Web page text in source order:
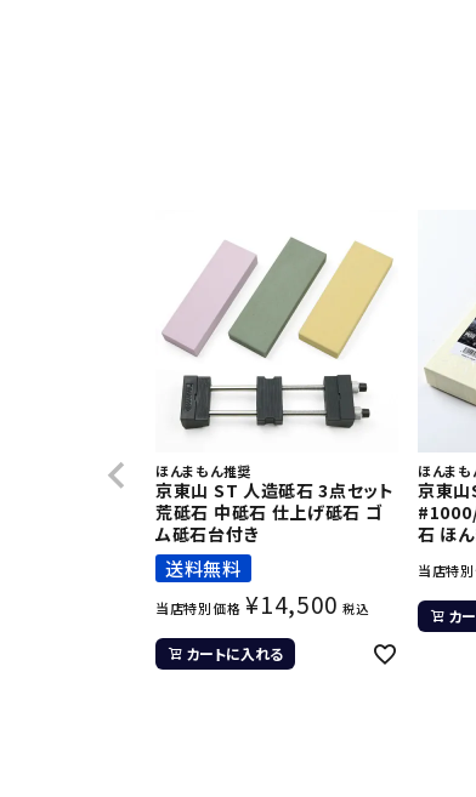
ほんまもん推奨
京東山 ST 人造砥石 3点セット
荒砥石 中砥石 仕上げ砥石 ゴ
ム砥石台付き
送料無料
当店特別価格 ¥14,500 税込
カートに入れる
ほんま
京東
石 ほ
当店特
カ